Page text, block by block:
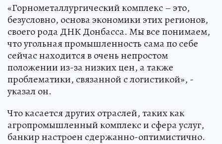
«Горнометаллургический комплекс – это,
безусловно, основа экономики этих регионов,
своего рода ДНК Донбасса. Мы все понимаем,
что угольная промышленность сама по себе
сейчас находится в очень непростом
положении из-за низких цен, а также
проблематики, связанной с логистикой», -
указал он.
Что касается других отраслей, таких как
агропромышленный комплекс и сфера услуг,
банкир настроен сдержанно-оптимистично.